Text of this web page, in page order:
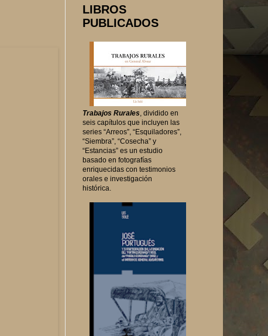
LIBROS
PUBLICADOS
Trabajos Rurales, dividido en
seis capítulos que incluyen las
series “Arreos”, “Esquiladores”,
“Siembra”, “Cosecha” y
“Estancias” es un estudio
basado en fotografías
enriquecidas con testimonios
orales e investigación
histórica.